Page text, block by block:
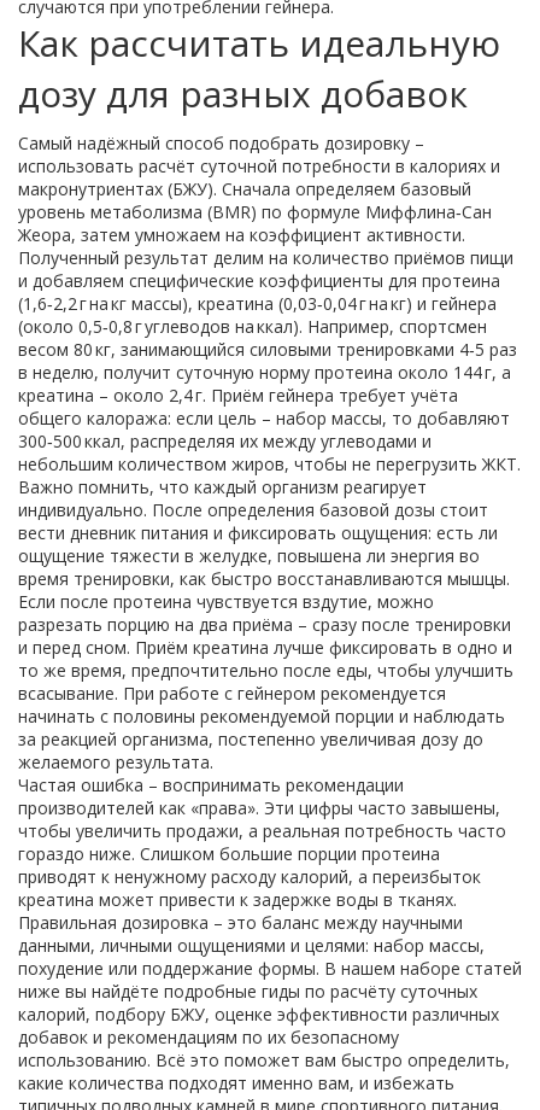
случаются при употреблении гейнера.
Как рассчитать идеальную
дозу для разных добавок
Самый надёжный способ подобрать дозировку –
использовать расчёт суточной потребности в калориях и
макронутриентах (БЖУ). Сначала определяем базовый
уровень метаболизма (BMR) по формуле Миффлина‑Сан
Жеора, затем умножаем на коэффициент активности.
Полученный результат делим на количество приёмов пищи
и добавляем специфические коэффициенты для протеина
(1,6‑2,2 г на кг массы), креатина (0,03‑0,04 г на кг) и гейнера
(около 0,5‑0,8 г углеводов на ккал). Например, спортсмен
весом 80 кг, занимающийся силовыми тренировками 4‑5 раз
в неделю, получит суточную норму протеина около 144 г, а
креатина – около 2,4 г. Приём гейнера требует учёта
общего калоража: если цель – набор массы, то добавляют
300‑500 ккал, распределяя их между углеводами и
небольшим количеством жиров, чтобы не перегрузить ЖКТ.
Важно помнить, что каждый организм реагирует
индивидуально. После определения базовой дозы стоит
вести дневник питания и фиксировать ощущения: есть ли
ощущение тяжести в желудке, повышена ли энергия во
время тренировки, как быстро восстанавливаются мышцы.
Если после протеина чувствуется вздутие, можно
разрезать порцию на два приёма – сразу после тренировки
и перед сном. Приём креатина лучше фиксировать в одно и
то же время, предпочтительно после еды, чтобы улучшить
всасывание. При работе с гейнером рекомендуется
начинать с половины рекомендуемой порции и наблюдать
за реакцией организма, постепенно увеличивая дозу до
желаемого результата.
Частая ошибка – воспринимать рекомендации
производителей как «права». Эти цифры часто завышены,
чтобы увеличить продажи, а реальная потребность часто
гораздо ниже. Слишком большие порции протеина
приводят к ненужному расходу калорий, а переизбыток
креатина может привести к задержке воды в тканях.
Правильная дозировка – это баланс между научными
данными, личными ощущениями и целями: набор массы,
похудение или поддержание формы. В нашем наборе статей
ниже вы найдёте подробные гиды по расчёту суточных
калорий, подбору БЖУ, оценке эффективности различных
добавок и рекомендациям по их безопасному
использованию. Всё это поможет вам быстро определить,
какие количества подходят именно вам, и избежать